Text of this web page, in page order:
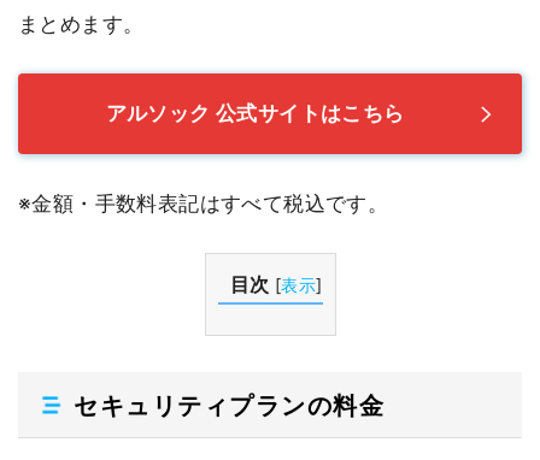
まとめます。
アルソック 公式サイトはこちら
※金額・手数料表記はすべて税込です。
目次 [表示]
セキュリティプランの料金